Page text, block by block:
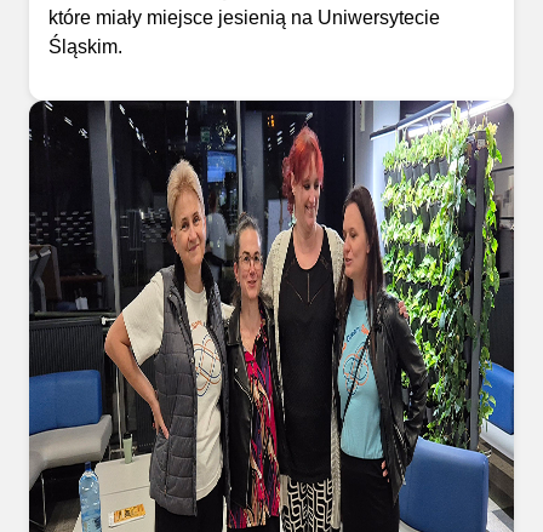
które miały miejsce jesienią na Uniwersytecie
Śląskim.